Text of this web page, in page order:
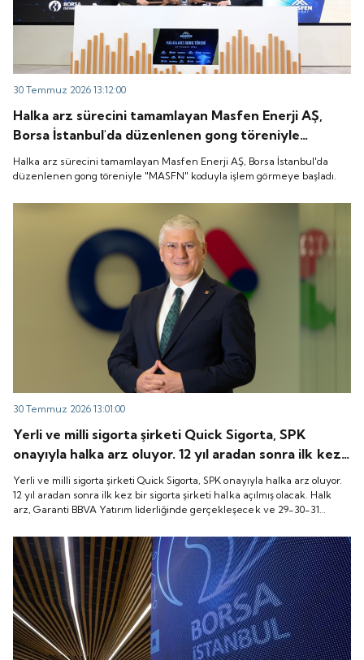
30 Temmuz 2026 13:12:00
Halka arz sürecini tamamlayan Masfen Enerji AŞ,
Borsa İstanbul'da düzenlenen gong töreniyle
"MASFN" koduyla işlem görmeye başladı.
Halka arz sürecini tamamlayan Masfen Enerji AŞ, Borsa İstanbul'da
düzenlenen gong töreniyle "MASFN" koduyla işlem görmeye başladı.
30 Temmuz 2026 13:01:00
Yerli ve milli sigorta şirketi Quick Sigorta, SPK
onayıyla halka arz oluyor. 12 yıl aradan sonra ilk kez
bir sigorta şirketi halka açılmış olacak. Halk arz,
Garanti BBVA Yatırım liderliğinde gerçekleşecek ve
29-30-31 Temmuz 2026 tarihlerinde talep
ile Quick Sigorta işlem görmeye başlayacak.
Yerli ve milli sigorta şirketi Quick Sigorta, SPK onayıyla halka arz oluyor.
12 yıl aradan sonra ilk kez bir sigorta şirketi halka açılmış olacak. Halk
arz, Garanti BBVA Yatırım liderliğinde gerçekleşecek ve 29-30-31
“Gong Töreni” ile Quick Sigorta işlem görmeye başlayacak.